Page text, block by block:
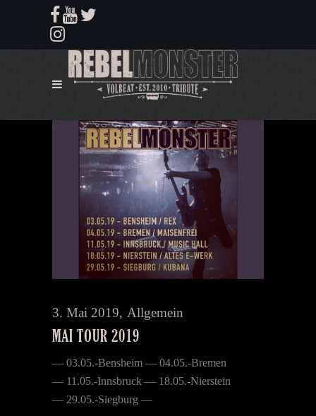
3. Mai 2019 Allgemein
MAI TOUR 2019
— 03.05.-Bensheim — 04.05.-Bremen
— 11.05.-Innsbruck — 18.05.-Nierstein
— 29.05.-Siegburg —